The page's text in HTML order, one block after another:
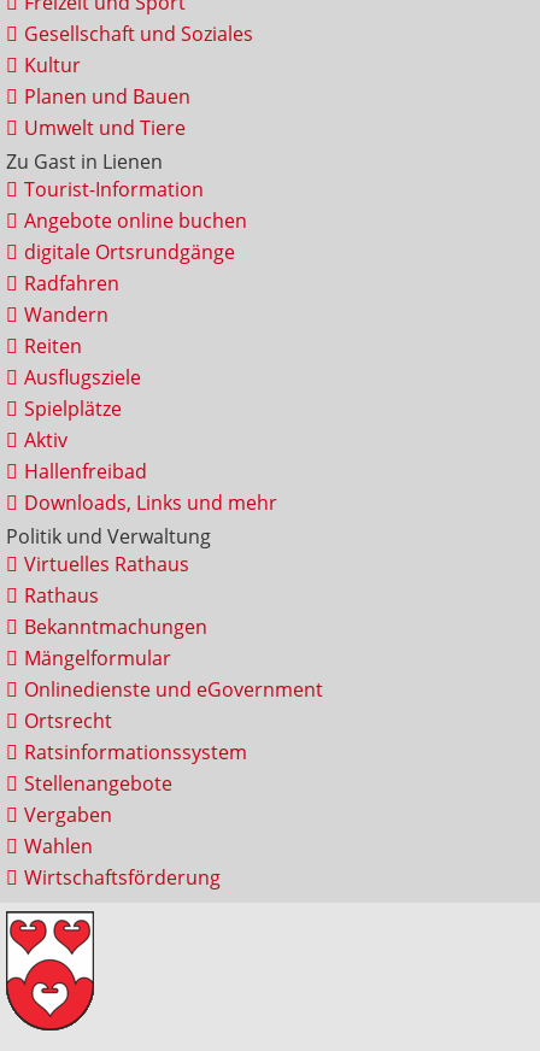
Gesellschaft und Soziales
Kultur
Planen und Bauen
Umwelt und Tiere
Zu Gast in Lienen
Tourist-Information
Angebote online buchen
digitale Ortsrundgänge
Radfahren
Wandern
Reiten
Ausflugsziele
Spielplätze
Aktiv
Hallenfreibad
Downloads, Links und mehr
Politik und Verwaltung
Virtuelles Rathaus
Rathaus
Bekanntmachungen
Mängelformular
Onlinedienste und eGovernment
Ortsrecht
Ratsinformationssystem
Stellenangebote
Vergaben
Wahlen
Wirtschaftsförderung